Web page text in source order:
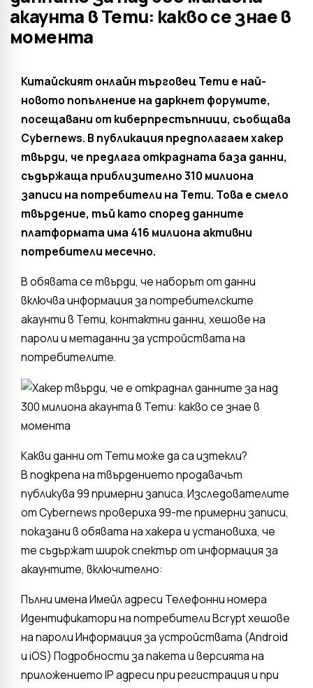
акаунта в Temu: какво се знае в
момента
Китайският онлайн търговец Temu е най-
новото попълнение на даркнет форумите,
посещавани от киберпрестъпници, съобщава
Cybernews. В публикация предполагаем хакер
твърди, че предлага открадната база данни,
съдържаща приблизително 310 милиона
записи на потребители на Temu. Това е смело
твърдение, тъй като според данните
платформата има 416 милиона активни
потребители месечно.
В обявата се твърди, че наборът от данни
включва информация за потребителските
акаунти в Temu, контактни данни, хешове на
пароли и метаданни за устройствата на
потребителите.
Какви данни от Temu може да са изтекли?
В подкрепа на твърдението продавачът
публикува 99 примерни записа. Изследователите
от Cybernews провериха 99-те примерни записи,
показани в обявата на хакера и установиха, че
те съдържат широк спектър от информация за
акаунтите, включително:
Пълни имена Имейл адреси Телефонни номера
Идентификатори на потребители Bcrypt хешове
на пароли Информация за устройствата (Android
и iOS) Подробности за пакета и версията на
приложението IP адреси при регистрация и при